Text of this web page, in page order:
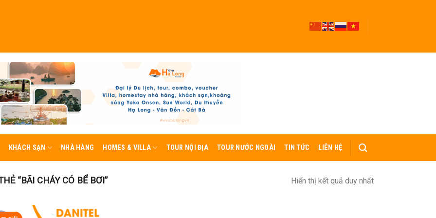
KHÁCH SẠN NHÀ HÀNG HOMES & VILLA TOUR NỘI ĐỊA TOUR NƯỚC NGOÀI TIN TỨC LIÊN HỆ
“BÃI CHÁY CÓ BỂ BƠI” Hiển thị kết quả duy nhất